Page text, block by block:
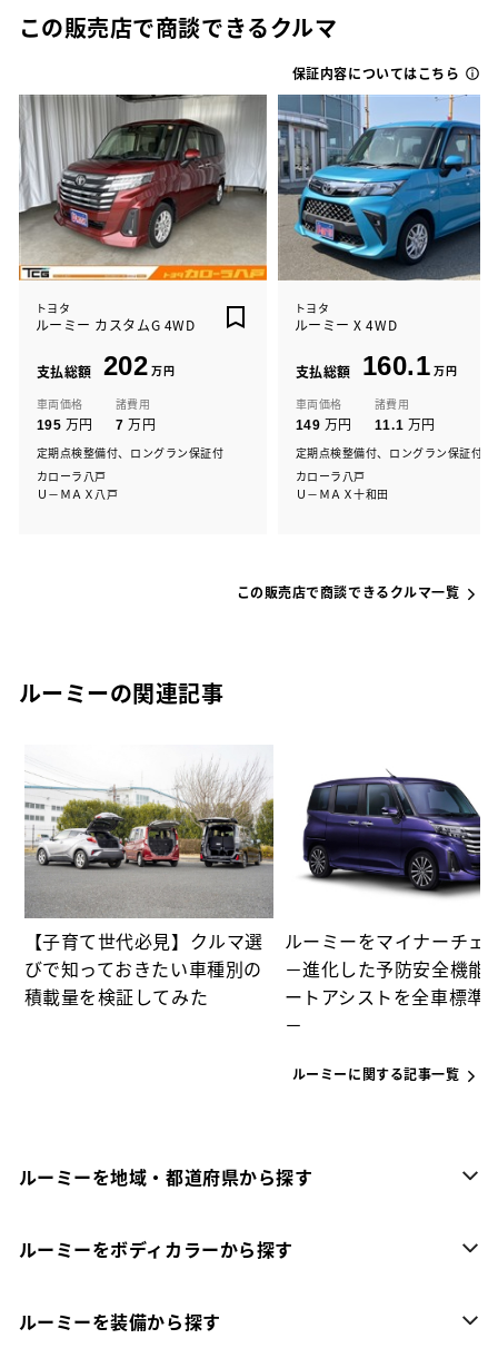
この販売店で商談できるクルマ
保証内容についてはこちら
トヨタ
ルーミー カスタムG 4WD
支払総額 202 万円
車両価格
195 万円
諸費用
7 万円
定期点検整備付、ロングラン保証付
カローラ八戸
Ｕ－ＭＡＸ八戸
トヨタ
ルーミー X 4WD
支払総額 160.1 万円
車両価格
149 万円
諸費用
11.1 万円
定期点検整備付、ロングラン保証付
カローラ八戸
Ｕ－ＭＡＸ十和田
この販売店で商談できるクルマ一覧
ルーミーの関連記事
【子育て世代必見】クルマ選
びで知っておきたい車種別の
積載量を検証してみた
ルーミーをマイナーチェ
－進化した予防安全機能
ートアシストを全車標準
－
ルーミーに関する記事一覧
ルーミーを地域・都道府県から探す
ルーミーをボディカラーから探す
ルーミーを装備から探す